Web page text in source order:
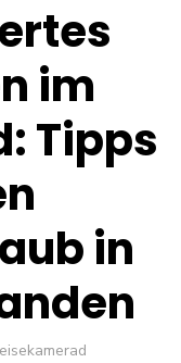
im
Tipps
in